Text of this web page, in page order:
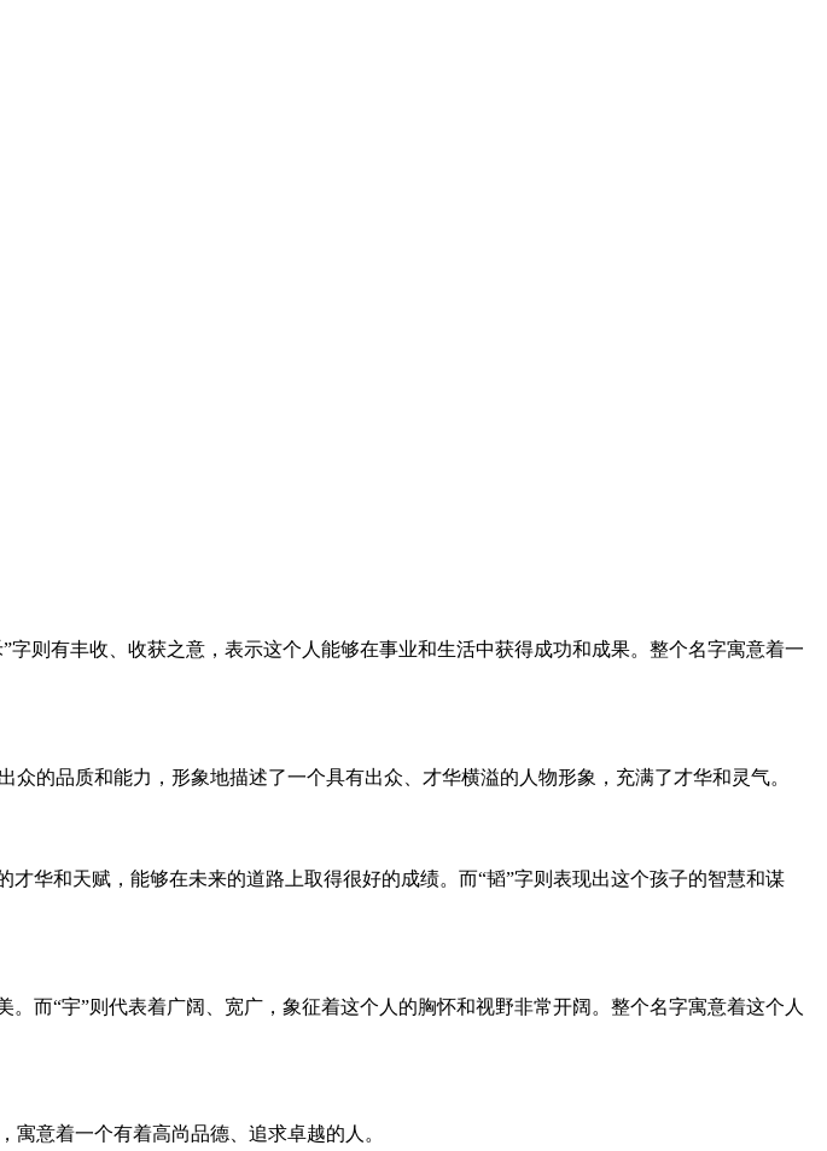
则有丰收、收获之意，表示这个人能够在事业和生活中获得成功和成果。整个名字寓意着一
的品质和能力，形象地描述了一个具有出众、才华横溢的人物形象，充满了才华和灵气。
华和天赋，能够在未来的道路上取得很好的成绩。而“韬”字则表现出这个孩子的智慧和谋
而“宇”则代表着广阔、宽广，象征着这个人的胸怀和视野非常开阔。整个名字寓意着这个人
意着一个有着高尚品德、追求卓越的人。